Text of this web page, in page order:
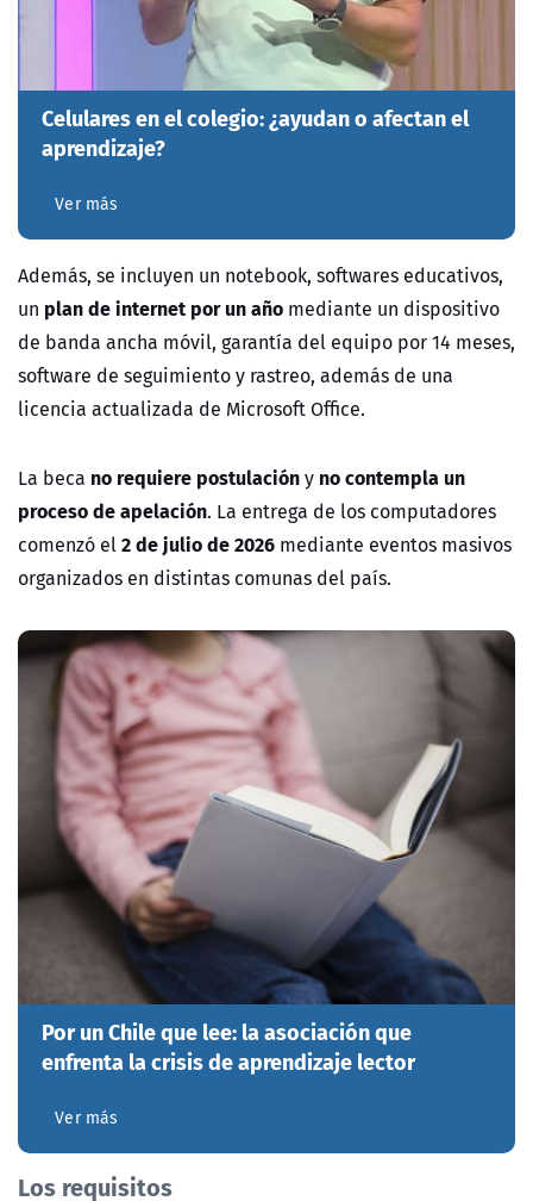
Celulares en el colegio: ¿ayudan o afectan el
aprendizaje?
Ver más
Además, se incluyen un notebook, softwares educativos,
un plan de internet por un año mediante un dispositivo
de banda ancha móvil, garantía del equipo por 14 meses,
software de seguimiento y rastreo, además de una
licencia actualizada de Microsoft Office.
La beca no requiere postulacióny no contempla un
proceso de apelación. La entrega de los computadores
comenzó el2 de julio de 2026 mediante eventos masivos
organizados en distintas comunas del país.
Por un Chile que lee: la asociación que
enfrenta la crisis de aprendizaje lector
Ver más
Los requisitos